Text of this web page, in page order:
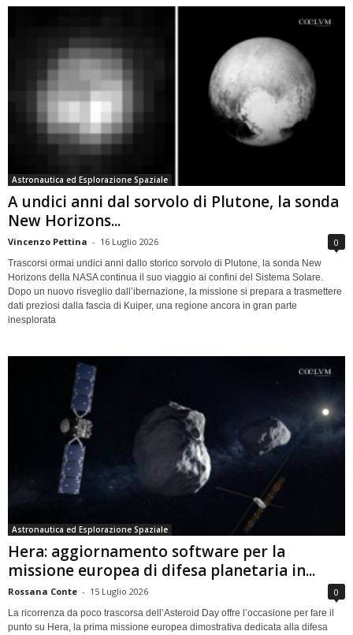
Astronautica ed Esplorazione Spaziale
A undici anni dal sorvolo di Plutone, la sonda
New Horizons...
Vincenzo Pettina - 16 Luglio 2026 0
Trascorsi ormai undici anni dallo storico sorvolo di Plutone, la sonda New
Horizons della NASA continua il suo viaggio ai confini del Sistema Solare.
Dopo un nuovo risveglio dall’ibernazione, la missione si prepara a trasmettere
dati preziosi dalla fascia di Kuiper, una regione ancora in gran parte
inesplorata
Astronautica ed Esplorazione Spaziale
Hera: aggiornamento software per la
missione europea di difesa planetaria in...
Rossana Conte - 15 Luglio 2026 0
La ricorrenza da poco trascorsa dell’Asteroid Day offre l’occasione per fare il
punto su Hera, la prima missione europea dimostrativa dedicata alla difesa